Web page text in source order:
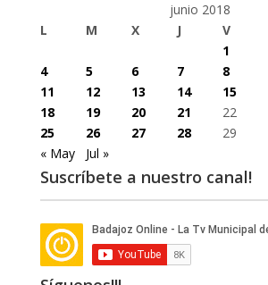
junio 2018
L
M X J V
1
4
5 6 7 8
11
12 13 14 15
18
19 20 21 22
25
26 27 28 29
« May
Jul »
Suscríbete a nuestro canal!